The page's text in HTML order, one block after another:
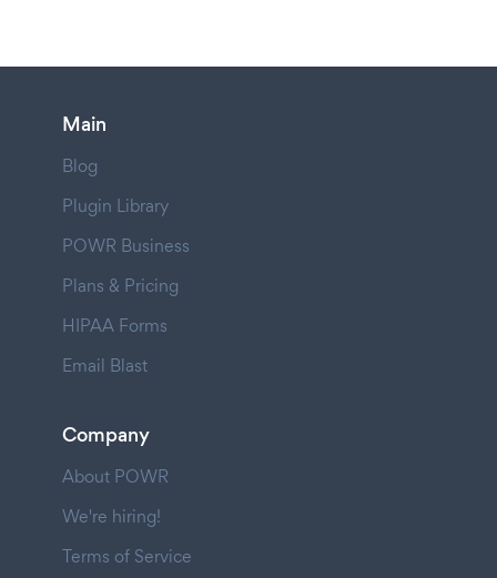
Main
Blog
Plugin Library
POWR Business
Plans & Pricing
HIPAA Forms
Email Blast
Company
About POWR
We're hiring!
Terms of Service